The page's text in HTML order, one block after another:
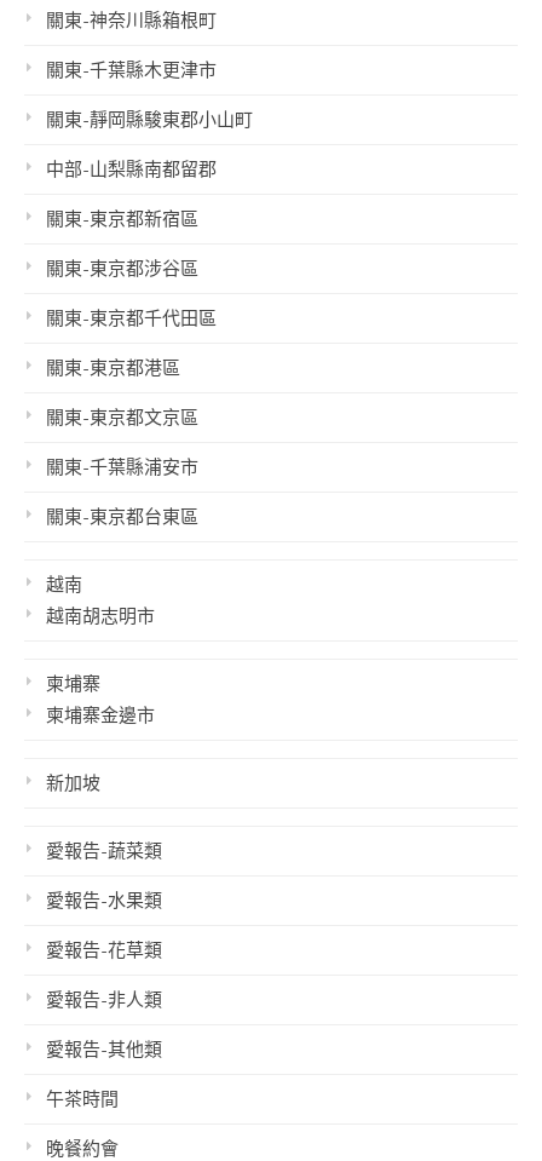
關東-神奈川縣箱根町
關東-千葉縣木更津市
關東-靜岡縣駿東郡小山町
中部-山梨縣南都留郡
關東-東京都新宿區
關東-東京都涉谷區
關東-東京都千代田區
關東-東京都港區
關東-東京都文京區
關東-千葉縣浦安市
關東-東京都台東區
越南
越南胡志明市
柬埔寨
柬埔寨金邊市
新加坡
愛報告-蔬菜類
愛報告-水果類
愛報告-花草類
愛報告-非人類
愛報告-其他類
午茶時間
晚餐約會